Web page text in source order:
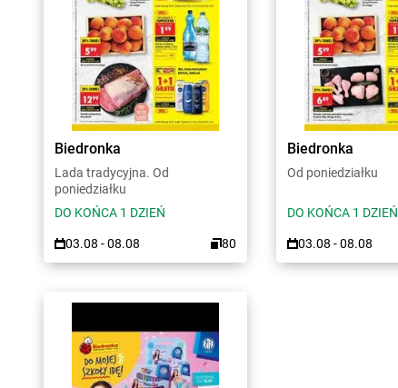
Biedronka
Lada tradycyjna. Od
poniedziałku
DO KOŃCA 1 DZIEŃ
03.08 - 08.08 80
Biedronka
Od poniedziałku
DO KOŃCA 1 DZIEŃ
03.08 - 08.08